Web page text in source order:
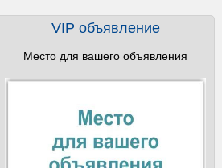
VIP объявление
Место для вашего объявления